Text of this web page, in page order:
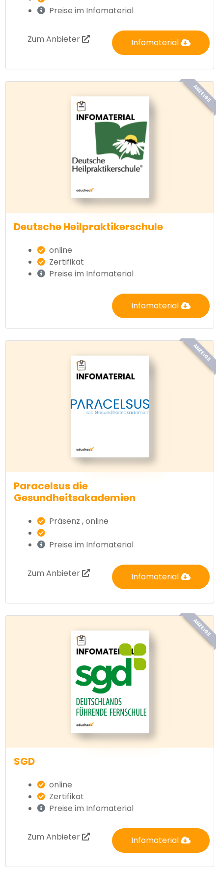
Preise im Infomaterial
Zum Anbieter Infomaterial
ANZEIGE
Deutsche Heilpraktikerschule
online
Zertifikat
Preise im Infomaterial
Infomaterial
ANZEIGE
Paracelsus die
Gesundheitsakademien
Präsenz , online
Preise im Infomaterial
Zum Anbieter Infomaterial
ANZEIGE
SGD
online
Zertifikat
Preise im Infomaterial
Zum Anbieter Infomaterial